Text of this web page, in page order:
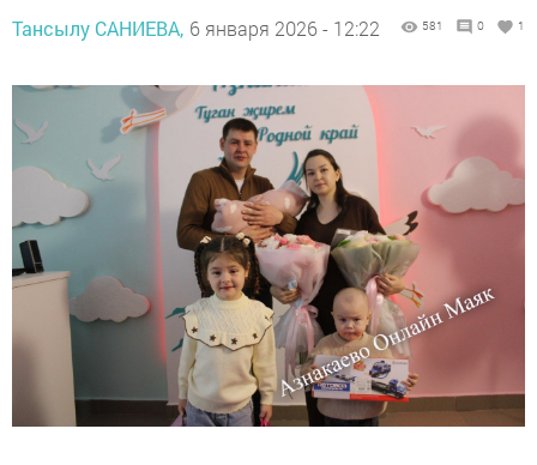
Тансылу САНИЕВА, 6 января 2026 - 12:22 581 0 1